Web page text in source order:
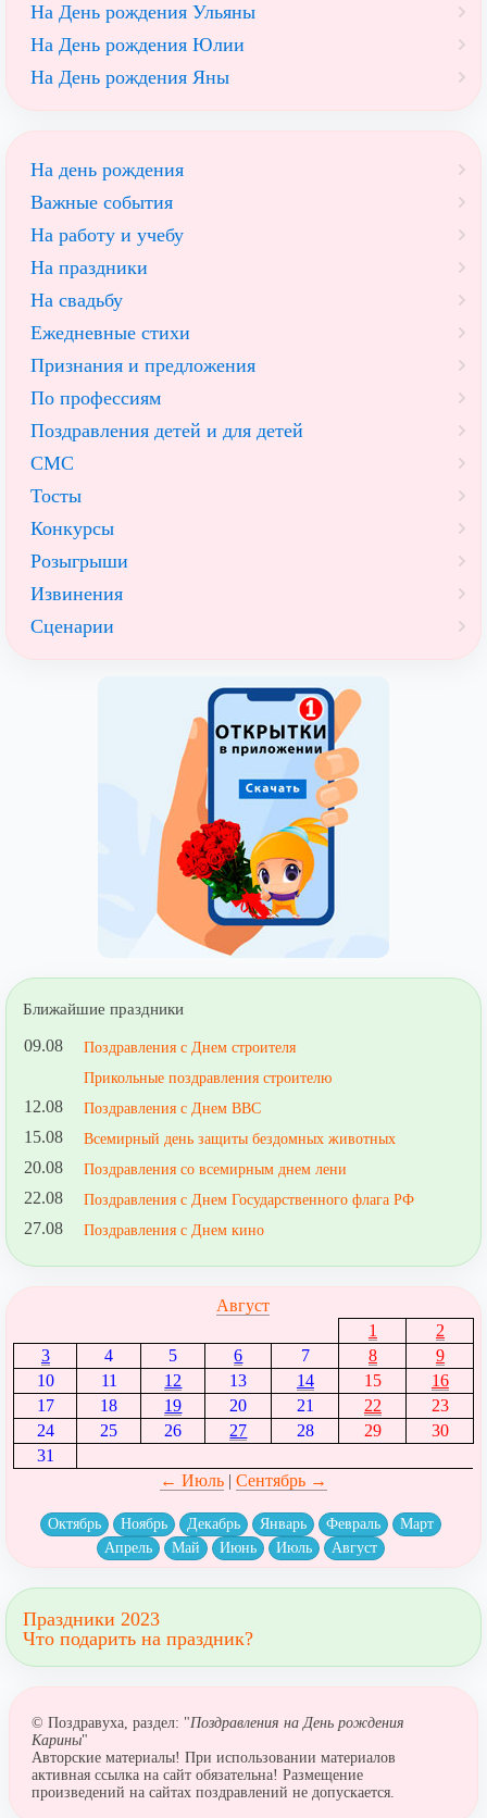
На День рождения Ульяны
На День рождения Юлии
На День рождения Яны
На день рождения
Важные события
На работу и учебу
На праздники
На свадьбу
Ежедневные стихи
Признания и предложения
По профессиям
Поздравления детей и для детей
СМС
Тосты
Конкурсы
Розыгрыши
Извинения
Сценарии
Ближайшие праздники
09.08
Поздравления с Днем строителя
Прикольные поздравления строителю
12.08 Поздравления с Днем ВВС
15.08 Всемирный день защиты бездомных животных
20.08 Поздравления со всемирным днем лени
22.08 Поздравления с Днем Государственного флага РФ
27.08 Поздравления с Днем кино
Август
1
2
3
4 5 6 7 8
9
10
11 12 13 14 15
16
17
18 19 20 21 22
23
24
25 26 27 28 29
30
31
← Июль| Сентябрь →
Октябрь Ноябрь Декабрь Январь Февраль
Март
Апрель
Май Июнь Июль Август
Праздники 2023
Что подарить на праздник?
© Поздравуха, раздел: "Поздравления на День рождения
Карины"
Авторские материалы! При использовании материалов
активная ссылка на сайт обязательна! Размещение
произведений на сайтах поздравлений не допускается.